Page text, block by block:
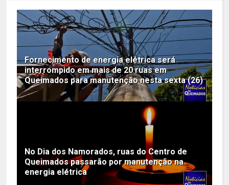
Fornecimento de energia elétrica será
interrompido em mais de 20 ruas em
Queimados para manutenção nesta sexta (26)
No Dia dos Namorados, ruas do Centro de
Queimados passarão por manutenção na
energia elétrica